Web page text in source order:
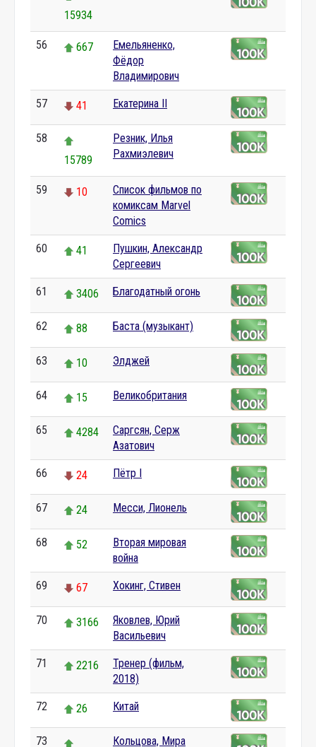
15934
56 667
Емельяненко,
Фёдор
Владимирович
57 41 Екатерина II
58
15789
Резник, Илья
Рахмиэлевич
59 10
Список фильмов по
комиксам Marvel
Comics
60 41
Пушкин, Александр
Сергеевич
61 3406 Благодатный огонь
62 88 Баста (музыкант)
63 10 Элджей
64 15 Великобритания
65 4284
Саргсян, Серж
Азатович
66 24 Пётр I
67 24 Месси, Лионель
68 52
Вторая мировая
война
69 67 Хокинг, Стивен
70 3166
Яковлев, Юрий
Васильевич
71 2216
Тренер (фильм,
2018)
72 26 Китай
73
Кольцова, Мира